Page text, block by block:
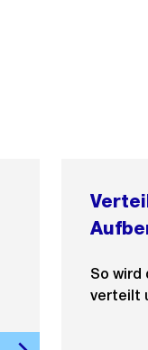
So wird
verteilt